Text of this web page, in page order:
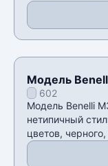
Модель
602
Модель Benelli
нетипичный
цветов,